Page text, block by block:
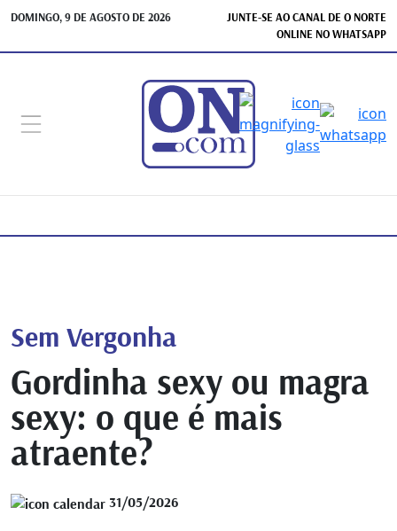
DOMINGO, 9 DE AGOSTO DE 2026
JUNTE-SE AO CANAL DE O NORTE
ONLINE NO WHATSAPP
Sem Vergonha
Gordinha sexy ou magra
sexy: o que é mais
atraente?
31/05/2026